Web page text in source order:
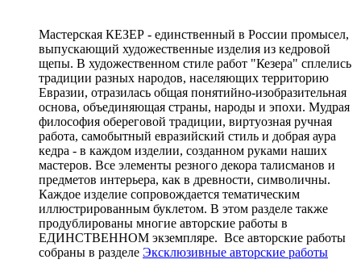
Мастерская КЕЗЕР - единственный в России промысел,
выпускающий художественные изделия из кедровой
щепы. В художественном стиле работ "Кезера" сплелись
традиции разных народов, населяющих территорию
Евразии, отразилась общая понятийно-изобразительная
основа, объединяющая страны, народы и эпохи. Мудрая
философия обереговой традиции, виртуозная ручная
работа, самобытный евразийский стиль и добрая аура
кедра - в каждом изделии, созданном руками наших
мастеров. Все элементы резного декора талисманов и
предметов интерьера, как в древности, символичны.
Каждое изделие сопровождается тематическим
иллюстрированным буклетом. В этом разделе также
продублированы многие авторские работы в
ЕДИНСТВЕННОМ экземпляре. Все авторские работы
собраны в разделе Эксклюзивные авторские работы